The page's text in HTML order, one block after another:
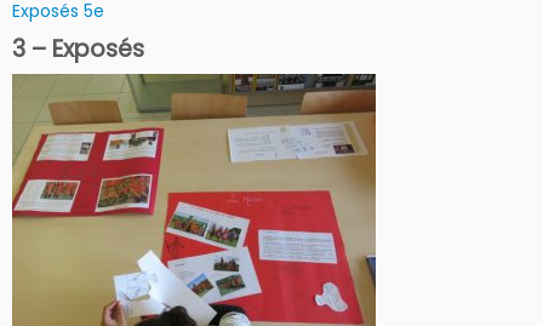
Exposés 5e
3 – Exposés